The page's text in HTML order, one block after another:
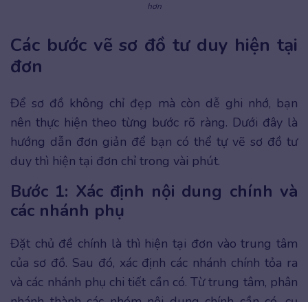
hơn
Các bước vẽ sơ đồ tư duy hiện tại
đơn
Để sơ đồ không chỉ đẹp mà còn dễ ghi nhớ, bạn
nên thực hiện theo từng bước rõ ràng. Dưới đây là
hướng dẫn đơn giản để bạn có thể tự vẽ sơ đồ tư
duy thì hiện tại đơn chỉ trong vài phút.
Bước 1: Xác định nội dung chính và
các nhánh phụ
Đặt chủ đề chính là thì hiện tại đơn vào trung tâm
của sơ đồ. Sau đó, xác định các nhánh chính tỏa ra
và các nhánh phụ chi tiết cần có. Từ trung tâm, phân